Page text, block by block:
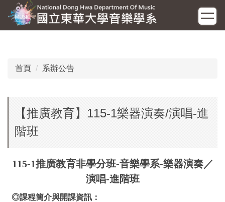
到
主
首頁 系辦公告
【推廣教育】115-1樂器演奏/演唱-進
階班
115-1推廣教育非學分班-音樂學系-樂器演奏／
演唱-進階班
◎課程簡介與開課資訊：